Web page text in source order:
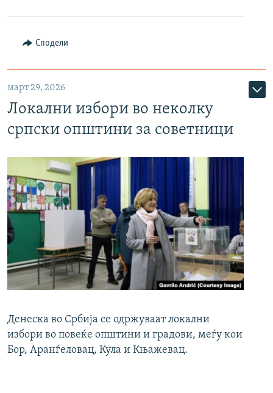
Сподели
март 29, 2026
Локални избори во неколку
српски општини за советници
Денеска во Србија се одржуваат локални
избори во повеќе општини и градови, меѓу кои
Бор, Аранѓеловац, Кула и Књажевац.